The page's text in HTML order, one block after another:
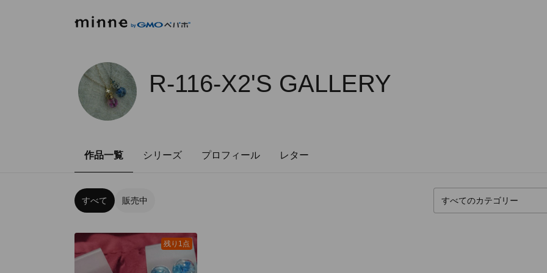
R-116-X2'S GALLERY
作品一覧 シリーズ プロフィール レター
すべて 販売中
残り1点